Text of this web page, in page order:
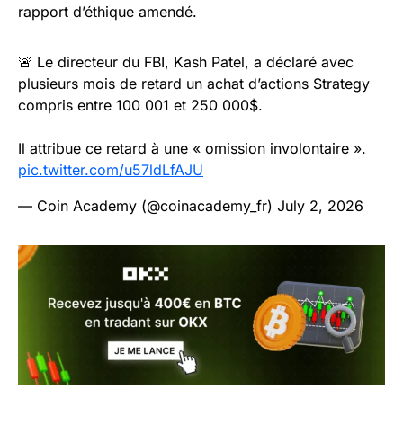
rapport d’éthique amendé.
🚨 Le directeur du FBI, Kash Patel, a déclaré avec
plusieurs mois de retard un achat d’actions Strategy
compris entre 100 001 et 250 000$.
Il attribue ce retard à une « omission involontaire ».
pic.twitter.com/u57ldLfAJU
— Coin Academy (@coinacademy_fr) July 2, 2026